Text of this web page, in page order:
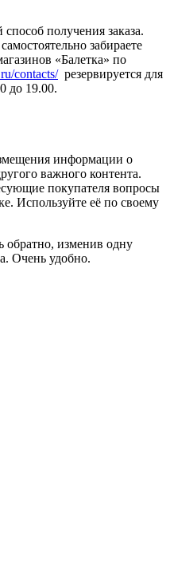
получения заказа.
забираете
«Балетка» по
contacts/резервируется для
до 19.00.
информации о
важного контента.
покупателя вопросы
Используйте её по своему
обратно, изменив одну
Очень удобно.